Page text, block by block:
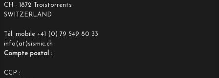
CH - 1872 Troistorrents
SWITZERLAND
Tél. mobile +41 (0) 79 549 80 33
info(at)sismic.ch
Compte postal :
CCP :